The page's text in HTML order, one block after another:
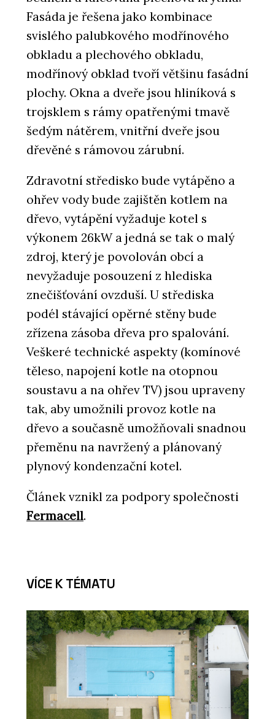
Fasáda je řešena jako kombinace
svislého palubkového modřínového
obkladu a plechového obkladu,
modřínový obklad tvoří většinu fasádní
plochy. Okna a dveře jsou hliníková s
trojsklem s rámy opatřenými tmavě
šedým nátěrem, vnitřní dveře jsou
dřevěné s rámovou zárubní.
Zdravotní středisko bude vytápěno a
ohřev vody bude zajištěn kotlem na
dřevo, vytápění vyžaduje kotel s
výkonem 26kW a jedná se tak o malý
zdroj, který je povolován obcí a
nevyžaduje posouzení z hlediska
znečišťování ovzduší. U střediska
podél stávající opěrné stěny bude
zřízena zásoba dřeva pro spalování.
Veškeré technické aspekty (komínové
těleso, napojení kotle na otopnou
soustavu a na ohřev TV) jsou upraveny
tak, aby umožnili provoz kotle na
dřevo a současně umožňovali snadnou
přeměnu na navržený a plánovaný
plynový kondenzační kotel.
Článek vznikl za podpory společnosti
Fermacell.
VÍCE K TÉMATU